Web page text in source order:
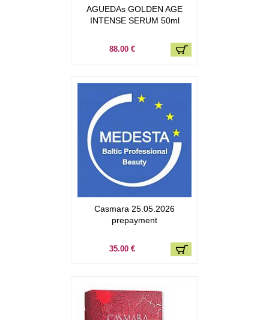
AGUEDAs GOLDEN AGE
INTENSE SERUM 50ml
88.00 €
Casmara 25.05.2026
prepayment
35.00 €